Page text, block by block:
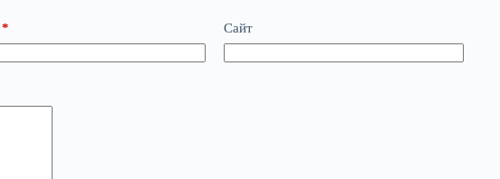
* Сайт